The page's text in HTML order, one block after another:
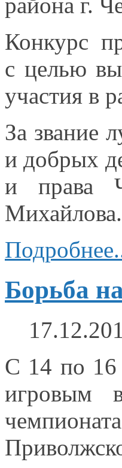
Конкурс
с целью
участия в
За звание
и добрых
и права
Михайлова.
Борьба
С 14 по
игровым